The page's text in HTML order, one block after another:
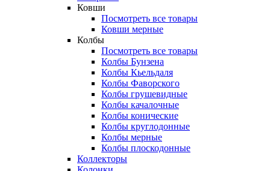
Ковши
Посмотреть все товары
Ковши мерные
Колбы
Посмотреть все товары
Колбы Бунзена
Колбы Кьельдаля
Колбы Фаворского
Колбы грушевидные
Колбы качалочные
Колбы конические
Колбы круглодонные
Колбы мерные
Колбы плоскодонные
Коллекторы